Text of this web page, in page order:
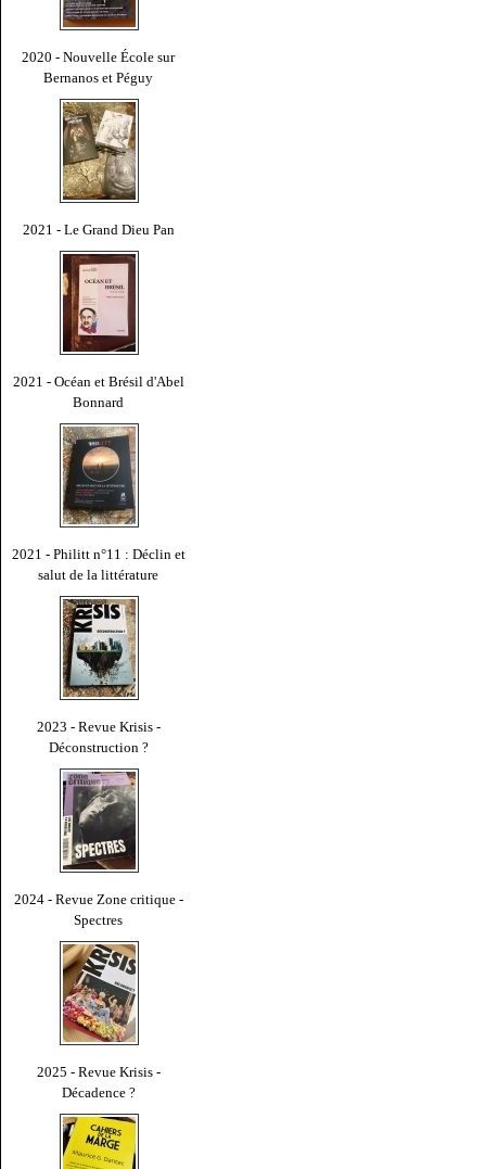
2020 - Nouvelle École sur
Bernanos et Péguy
2021 - Le Grand Dieu Pan
2021 - Océan et Brésil d'Abel
Bonnard
2021 - Philitt n°11 : Déclin et
salut de la littérature
2023 - Revue Krisis -
Déconstruction ?
2024 - Revue Zone critique -
Spectres
2025 - Revue Krisis -
Décadence ?